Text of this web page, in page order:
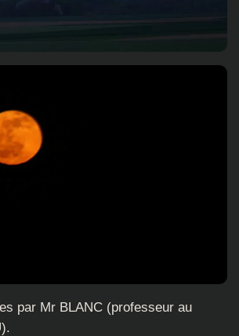
par Mr BLANC (professeur au